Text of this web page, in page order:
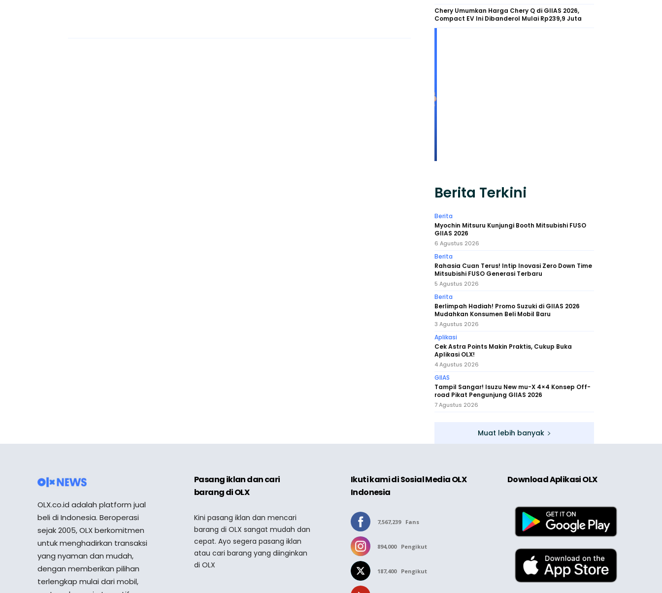
Chery Umumkan Harga Chery Q di GIIAS 2026,
Compact EV Ini Dibanderol Mulai Rp239,9 Juta
Berita Terkini
Berita
Myochin Mitsuru Kunjungi Booth Mitsubishi FUSO
GIIAS 2026
6 Agustus 2026
Berita
Rahasia Cuan Terus! Intip Inovasi Zero Down Time
Mitsubishi FUSO Generasi Terbaru
5 Agustus 2026
Berita
Berlimpah Hadiah! Promo Suzuki di GIIAS 2026
Mudahkan Konsumen Beli Mobil Baru
3 Agustus 2026
Aplikasi
Cek Astra Points Makin Praktis, Cukup Buka
Aplikasi OLX!
4 Agustus 2026
GIIAS
Tampil Sangar! Isuzu New mu-X 4×4 Konsep Off-
road Pikat Pengunjung GIIAS 2026
7 Agustus 2026
Muat lebih banyak
OLX.co.id adalah platform jual
beli di Indonesia. Beroperasi
sejak 2005, OLX berkomitmen
untuk menghadirkan transaksi
yang nyaman dan mudah,
dengan memberikan pilihan
terlengkap mulai dari mobil,
Pasang iklan dan cari
barang di OLX
Kini pasang iklan dan mencari
barang di OLX sangat mudah dan
cepat. Ayo segera pasang iklan
atau cari barang yang diinginkan
di OLX
Ikuti kami di Sosial Media OLX
Indonesia
7,567,239 Fans
894,000 Pengikut
187,400 Pengikut
Download Aplikasi OLX